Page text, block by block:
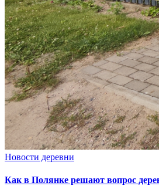
Новости деревни
Как в Полянке решают вопрос